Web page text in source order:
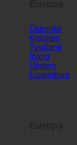
Österrike
Kroatien
Tyskland
Irland
Ungern
Luxemburg